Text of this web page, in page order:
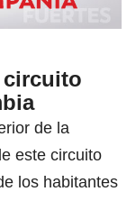
circuito
de la
este circuito
los habitantes